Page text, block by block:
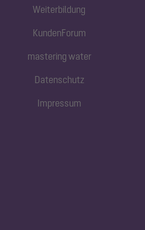
Weiterbildung
KundenForum
mastering water
Datenschutz
Impressum